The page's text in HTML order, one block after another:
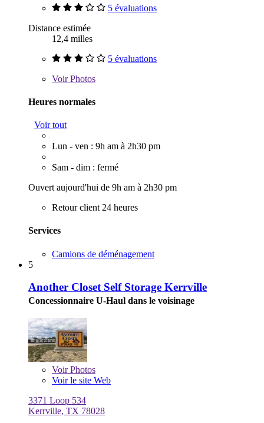
5 évaluations
Distance estimée
12,4 milles
5 évaluations
VoirPhotos
Heures normales
Voir tout
Lun - ven : 9h am à 2h30 pm
Sam - dim : fermé
Ouvert aujourd'hui de 9h am à 2h30 pm
Retour client 24 heures
Services
Camions de déménagement
5
Another Closet Self Storage Kerrville
Concessionnaire U-Haul dans le voisinage
VoirPhotos
Voir le site Web
3371 Loop 534
Kerrville, TX 78028